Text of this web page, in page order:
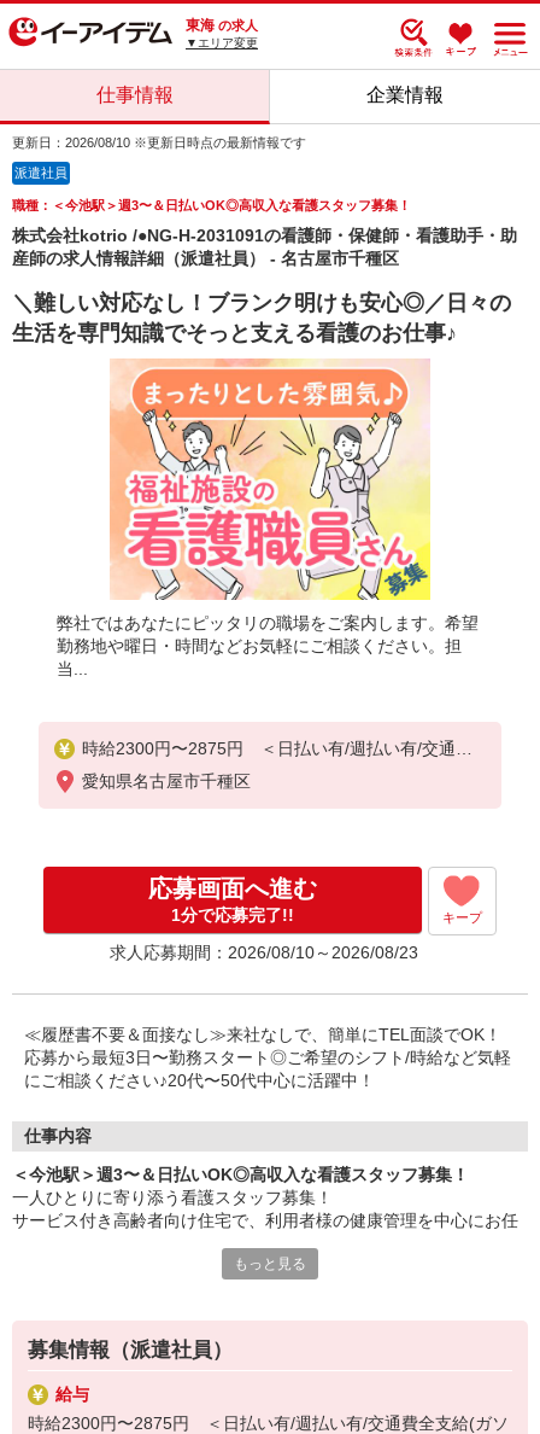
東海 の求人
▼エリア変更
仕事情報 企業情報
更新日：2026/08/10 ※更新日時点の最新情報です
派遣社員
職種：＜今池駅＞週3〜＆日払いOK◎高収入な看護スタッフ募集！
株式会社kotrio /●NG-H-2031091の看護師・保健師・看護助手・助
産師の求人情報詳細（派遣社員） - 名古屋市千種区
＼難しい対応なし！ブランク明けも安心◎／日々の
生活を専門知識でそっと支える看護のお仕事♪
弊社ではあなたにピッタリの職場をご案内します。希望
勤務地や曜日・時間などお気軽にご相談ください。担
当...
時給2300円〜2875円 ＜日払い有/週払い有/交通費
全支給(ガソリン代含む)＞
愛知県名古屋市千種区
応募画面へ進む
1分で応募完了!! キープ
求人応募期間：2026/08/10～2026/08/23
≪履歴書不要＆面接なし≫来社なしで、簡単にTEL面談でOK！
応募から最短3日〜勤務スタート◎ご希望のシフト/時給など気軽
にご相談ください♪20代〜50代中心に活躍中！
仕事内容
＜今池駅＞週3〜＆日払いOK◎高収入な看護スタッフ募集！
一人ひとりに寄り添う看護スタッフ募集！
サービス付き高齢者向け住宅で、利用者様の健康管理を中心にお任
・バイタルチェック
・健康管理や見守り
・けがや急病の対応
・お話相手/健康相談 など
もっと見る
募集情報（派遣社員）
給与
時給2300円〜2875円 ＜日払い有/週払い有/交通費全支給(ガソ